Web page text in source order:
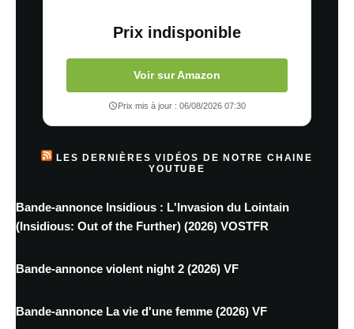
Prix indisponible
Voir sur Amazon
Prix mis à jour : 06/08/2026 07:30
LES DERNIÈRES VIDÉOS DE NOTRE CHAINE
YOUTUBE
Bande-annonce Insidious : L'Invasion du Lointain
(Insidious: Out of the Further) (2026) VOSTFR
Bande-annonce violent night 2 (2026) VF
Bande-annonce La vie d'une femme (2026) VF